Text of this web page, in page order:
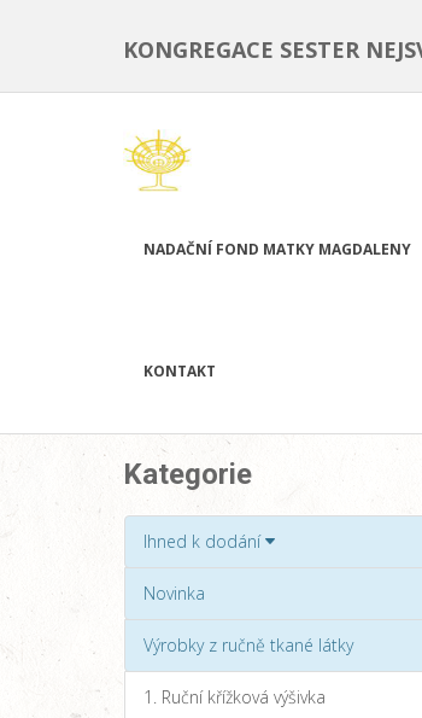
KONGREGACE SESTER
NADAČNÍ FOND MATKY MAGDALENY
KONTAKT
Kategorie
Ihned k dodání
Novinka
Výrobky z ručně tkané látky
1. Ruční křížková výšivka